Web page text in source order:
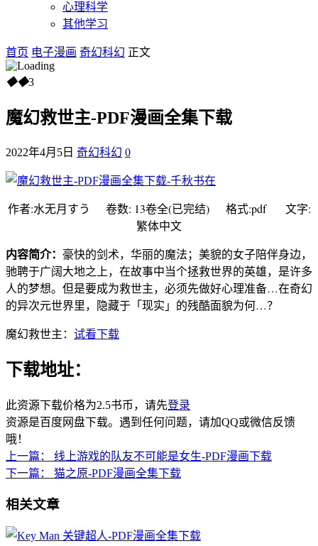
心理科学
其他学习
首页 电子漫画 奇幻科幻 正文
◆◆3
魔幻救世主-PDF漫画全集下载
2022年4月5日 奇幻科幻 0
作者:水无月すう 卷数: 13卷全(已完结) 格式:pdf 文字:
繁体中文
内容简介： 豪快的剑术，华丽的魔法；美貌的女子陪伴身边，
驰聘于广阔大地之上，在故事中当个拯救世界的英雄，是许多
人的梦想。但是要成为救世主，必须先做好心理准备…在奇幻
的异次元世界里，隐藏于「现实」的残酷面貌为何…？
魔幻救世主： 试看下载
下载地址：
此资源下载价格为2.5书币，请先登录
资源是百度网盘下载。遇到任何问题，请加QQ或微信反馈
哦！
上一篇：
线上游戏的队友不可能是女生-PDF漫画下载
下一篇：
猫之原-PDF漫画全集下载
相关文章